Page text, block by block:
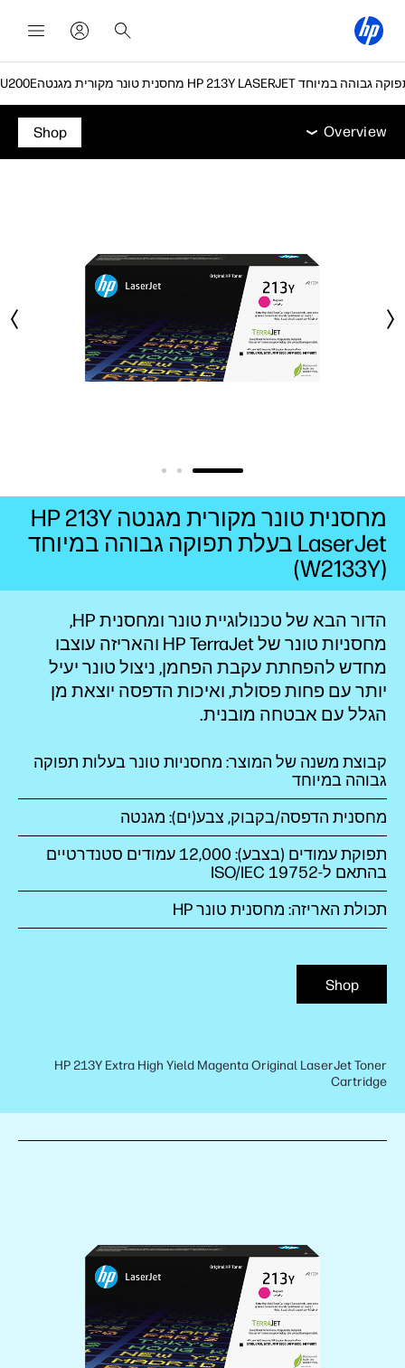
Overview
תמיכה
Overview
Shop
הדור הבא של טכנולוגיית טונר ומחסנית HP,
מחסניות טונר של HP TerraJet והאריזה עוצבו
מחדש להפחתת עקבת הפחמן, ניצול טונר יעיל
יותר עם פחות פסולת, ואיכות הדפסה יוצאת מן
הגלל עם אבטחה מובנית.
קבוצת משנה של המוצר: מחסניות טונר בעלות תפוקה
גבוהה במיוחד
מחסנית הדפסה/בקבוק, צבע(ים): מגנטה
תפוקת עמודים (בצבע‏): 12,000 עמודים סטנדרטיים
בהתאם ל-ISO/IEC 19752
תכולת האריזה: מחסנית טונר HP
Shop
HP 213Y Extra High Yield Magenta Original LaserJet Toner
Cartridge
מחסנית טונר מקורית מגנטה HP 213Y
LaserJet בעלת תפוקה גבוהה במיוחד
(W2133Y)